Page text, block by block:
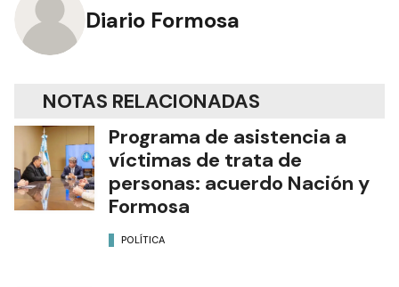
Diario Formosa
NOTAS RELACIONADAS
Programa de asistencia a
víctimas de trata de
personas: acuerdo Nación y
Formosa
POLÍTICA